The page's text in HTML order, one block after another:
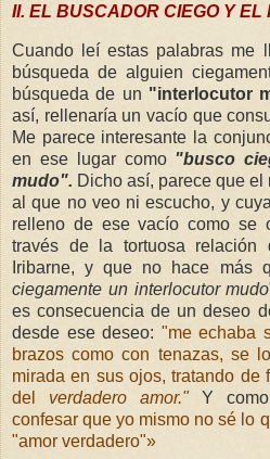
II. EL BUSCADOR CIEGO Y EL
Cuando leí estas palabras me
búsqueda de alguien
búsqueda de un "interlocutor
así, rellenaría un vacío que
Me parece interesante la
en ese lugar como "busco
mudo". Dicho así, parece que
al que no veo ni escucho, y
relleno de ese vacío como se
través de la tortuosa relación
Iribarne, y que no hace más
ciegamente un interlocutor mudo
es consecuencia de un deseo
desde ese deseo: "me echaba
brazos como con tenazas, se
mirada en sus ojos, tratando de
del verdadero amor." Y
confesar que yo mismo no sé lo
"amor verdadero"»